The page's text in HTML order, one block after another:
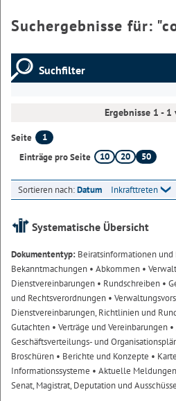
Suchergebnisse für: "
Suchfilter
Ergebnisse 1 - 1
Seite
1
Einträge pro Seite
10 20 50
Sortieren nach:Datum Inkrafttreten
Systematische Übersicht
Dokumententyp: Beiratsinformationen
Bekanntmachungen • Abkommen •
Dienstvereinbarungen • Rundschreiben •
und Rechtsverordnungen •
Dienstvereinbarungen, Richtlinien und
Gutachten • Verträge und Vereinbarungen
Geschäftsverteilungs- und
Broschüren • Berichte und Konzepte •
Informationssysteme • Aktuelle
Senat, Magistrat, Deputation und Ausschüsse